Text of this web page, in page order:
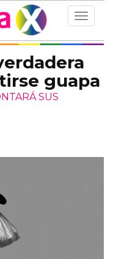
Toggle
guapa
SUS